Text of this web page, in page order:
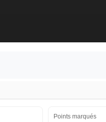
Points marqués